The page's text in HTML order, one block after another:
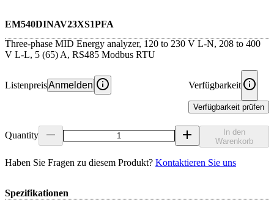
EM540DINAV23XS1PFA
Three-phase MID Energy analyzer, 120 to 230 V L-N, 208 to 400
V L-L, 5 (65) A, RS485 Modbus RTU
ListenpreisAnmelden Verfügbarkeit
Verfügbarkeit prüfen
Quantity
In den
Warenkorb
Haben Sie Fragen zu diesem Produkt? Kontaktieren Sie uns
Spezifikationen